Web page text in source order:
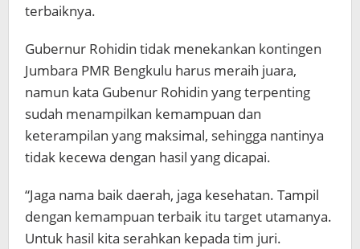
terbaiknya.
Gubernur Rohidin tidak menekankan kontingen
Jumbara PMR Bengkulu harus meraih juara,
namun kata Gubenur Rohidin yang terpenting
sudah menampilkan kemampuan dan
keterampilan yang maksimal, sehingga nantinya
tidak kecewa dengan hasil yang dicapai.
“Jaga nama baik daerah, jaga kesehatan. Tampil
dengan kemampuan terbaik itu target utamanya.
Untuk hasil kita serahkan kepada tim juri.